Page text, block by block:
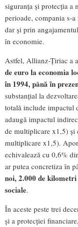
siguranța și protecția a
perioade, compania s-
dar și prin
în economie.
Astfel, Allianz-Țiriac a
de euro la economia
în 1994, până în
substanțial la
totală include impactul
adaugă impactul
de multiplicare x1,5) și
multiplicare x1,5).
echivalează cu 0,6%
ar putea concretiza în
noi, 2.000 de
sociale.
În aceste peste trei
și a protecției